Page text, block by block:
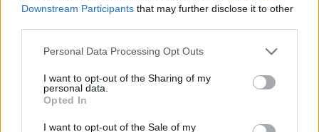
Downstream Participants that may further disclose it to other
Personal Data Processing Opt Outs
I want to opt-out of the Sharing of my
personal data.
Opted In
I want to opt-out of the Sale of my